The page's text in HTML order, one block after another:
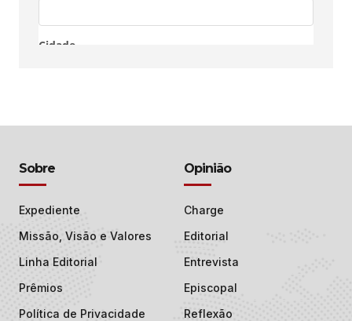
Sobre
Expediente
Missão, Visão e Valores
Linha Editorial
Prêmios
Política de Privacidade
Opinião
Charge
Editorial
Entrevista
Episcopal
Reflexão